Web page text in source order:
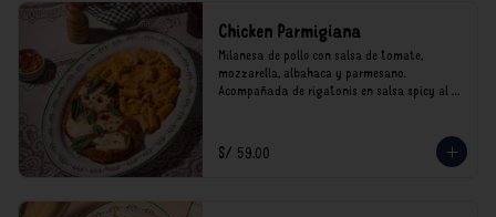
Chicken Parmigiana
Milanesa de pollo con salsa de tomate,
mozzarella, albahaca y parmesano.
Acompañada de rigatonis en salsa spicy al
*Nuestros precios están expresados en soles e
incluyen impuestos de ley y recargo al
S/ 59.00